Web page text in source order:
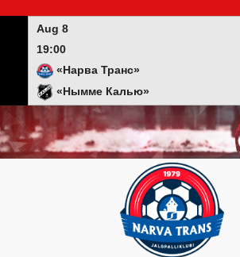
Aug 8
19:00
«Нарва Транс»
«Нымме Калью»